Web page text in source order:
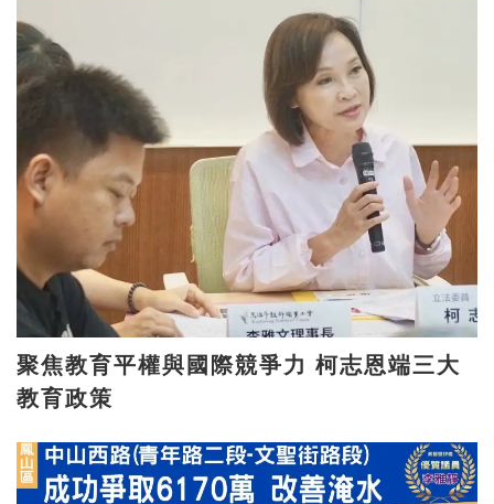
聚焦教育平權與國際競爭力 柯志恩端三大
教育政策